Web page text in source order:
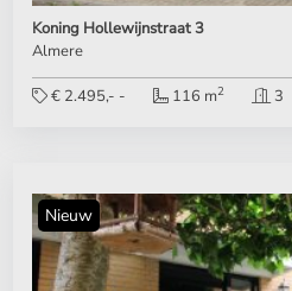
Koning Hollewijnstraat 3
Almere
€ 2.495,- - 116 m2 3
Nieuw